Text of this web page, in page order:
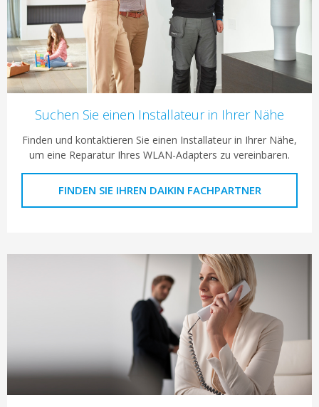
Suchen Sie einen Installateur in Ihrer Nähe
Finden und kontaktieren Sie einen Installateur in Ihrer Nähe,
um eine Reparatur Ihres WLAN-Adapters zu vereinbaren.
FINDEN SIE IHREN DAIKIN FACHPARTNER